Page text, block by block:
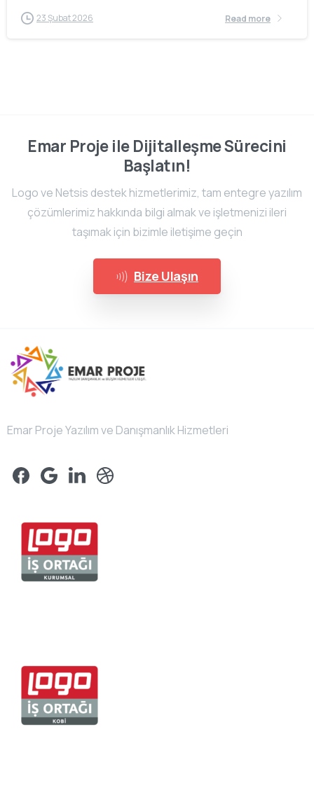
23 Şubat 2026 Read more
Emar Proje ile Dijitalleşme Sürecini
Başlatın!
Logo ve Netsis destek hizmetlerimiz, tam entegre yazılım
çözümlerimiz hakkında bilgi almak ve işletmenizi ileri
taşımak için bizimle iletişime geçin
Bize Ulaşın
Emar Proje Yazılım ve Danışmanlık Hizmetleri